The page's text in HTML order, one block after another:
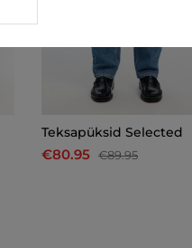
Teksapüksid Selected
€80.95 €89.95